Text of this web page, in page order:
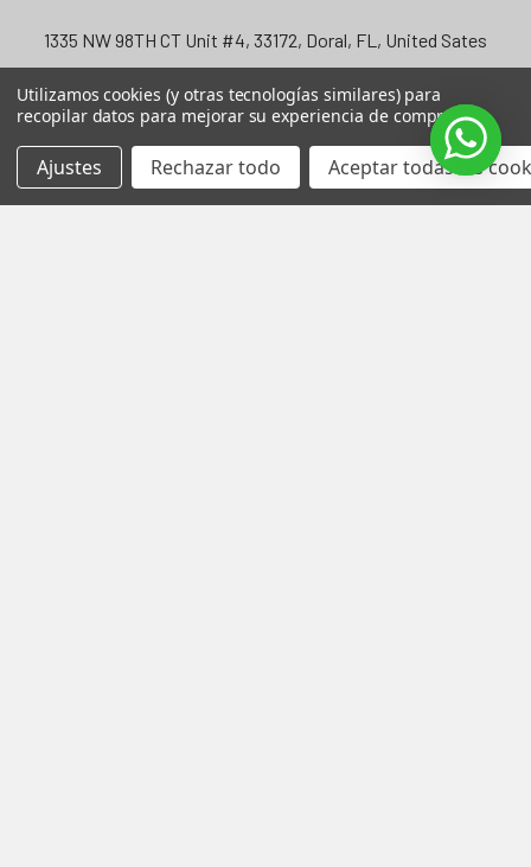
1335 NW 98TH CT Unit #4, 33172, Doral, FL, United Sates
Llámenos al +13052579504
Utilizamos cookies (y otras tecnologías similares) para
recopilar datos para mejorar su experiencia de compra.
Ajustes Rechazar todo Aceptar todas las